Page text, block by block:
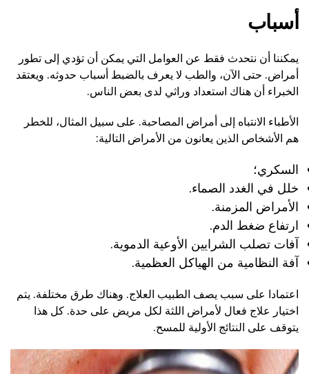
أسباب
يمكننا أن نتحدث فقط عن العوامل التي يمكن أن تؤدي إلى تطور
أمراض. حتى الآن، والطب لا يعرف بالضبط أسباب حدوثه. ويعتقد
الخبراء أن هناك استعداد وراثي لدى بعض الناس.
الأطباء الانتباه إلى أمراض المصاحبة. على سبيل المثال، للخطر
هم الأشخاص الذين يعانون من الأمراض التالية:
السكري؛
خلل في الغدد الصماء.
الأمراض المزمنة.
ارتفاع ضغط الدم.
آفات تصلب الشرايين الأوعية الدموية.
آفة النظامية من الهياكل العظمية.
اعتمادا على سبب يصف الطبيب العلاج. وهناك طرق مختلفة. يتم
اختيار علاج فعال لأمراض اللثة لكل مريض على حدة. كل هذا
يتوقف على النتائج الأولية للمسح.